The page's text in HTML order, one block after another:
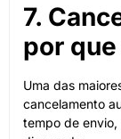
7.
por
Uma das
cancelamento
tempo de envio,